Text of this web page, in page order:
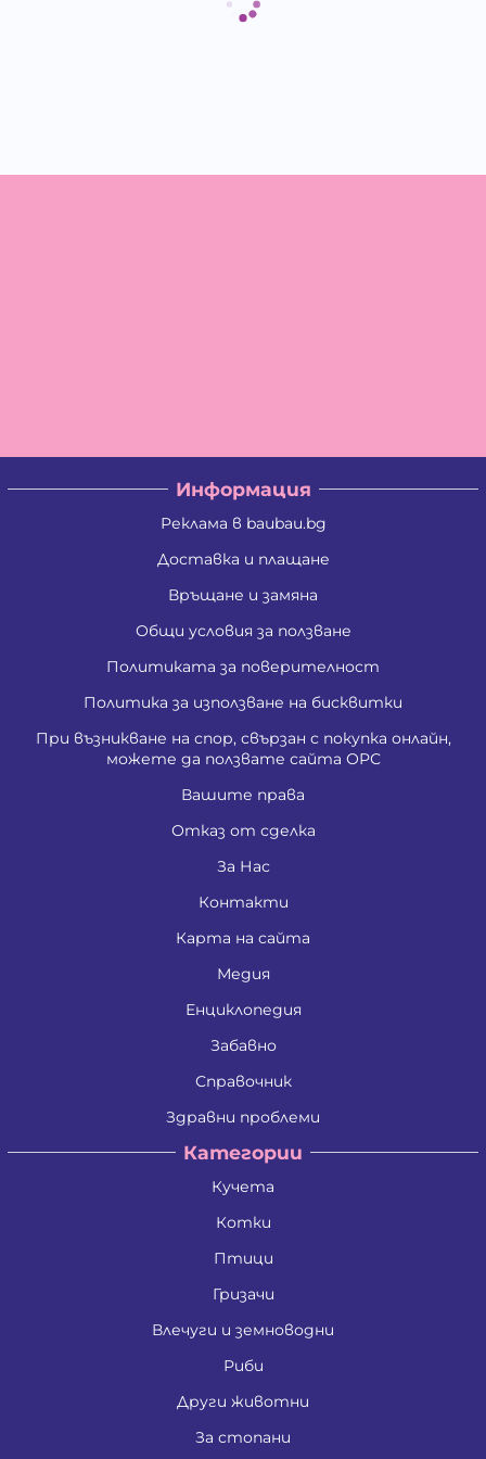
Информация
Реклама в baubau.bg
Доставка и плащане
Връщане и замяна
Общи условия за ползване
Политиката за поверителност
Политика за използване на бисквитки
При възникване на спор, свързан с покупка онлайн,
можете да ползвате сайта ОРС
Вашите права
Отказ от сделка
За Нас
Контакти
Карта на сайта
Медия
Енциклопедия
Забавно
Справочник
Здравни проблеми
Категории
Кучета
Котки
Птици
Гризачи
Влечуги и земноводни
Риби
Други животни
За стопани